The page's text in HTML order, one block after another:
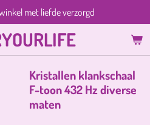
met liefde verzorgd
Kristallen klankschaal
F-toon 432 Hz diverse
maten